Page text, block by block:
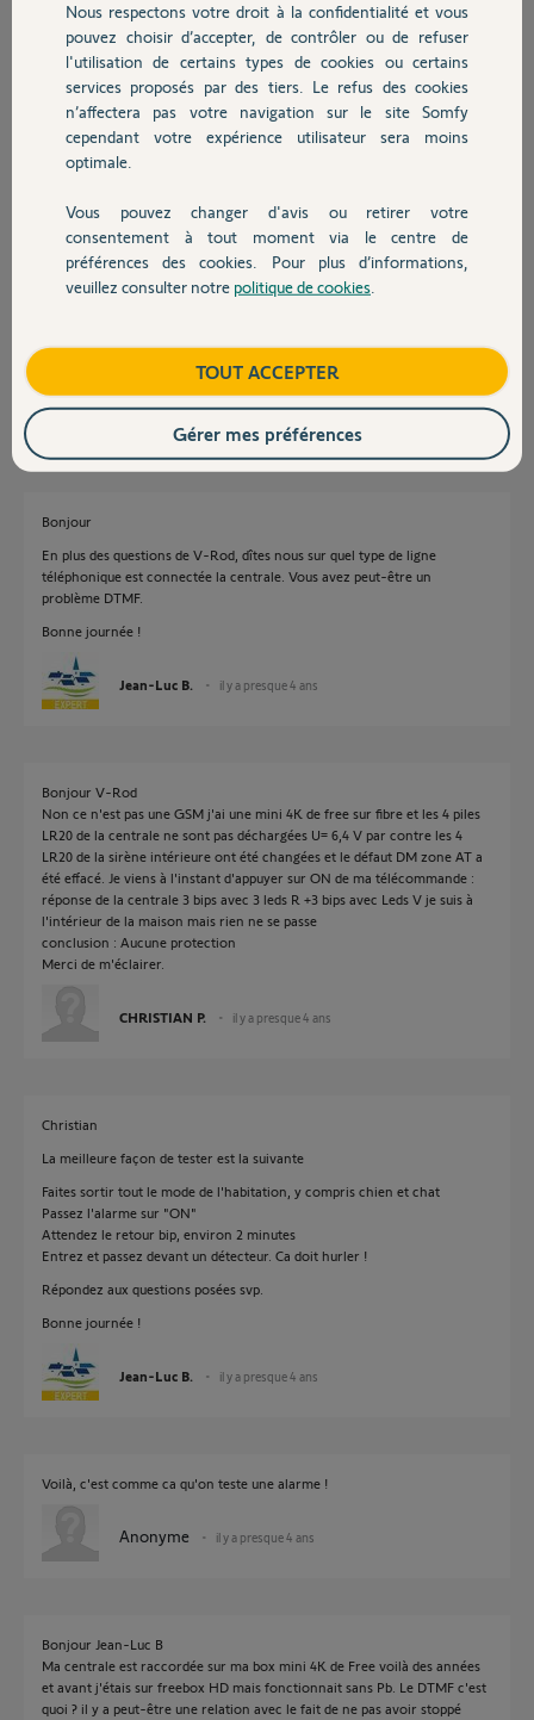
Chauffage
Autres produits
Devis avec un pro
Contact
il y a presque 4 ans
Participer au fil de discussion
Réponses
Est-ce une GSM ?
Les piles transmetteur ont-elles été changées ?
Anonyme il y a presque 4 ans
Bonjour
En plus des questions de V-Rod, dîtes nous sur quel type de ligne
téléphonique est connectée la centrale. Vous avez peut-être un
problème DTMF.
Bonne journée !
Jean-Luc B. il y a presque 4 ans
Bonjour V-Rod
Non ce n'est pas une GSM j'ai une mini 4K de free sur fibre et les 4 piles
LR20 de la centrale ne sont pas déchargées U= 6,4 V par contre les 4
LR20 de la sirène intérieure ont été changées et le défaut DM zone AT a
été effacé. Je viens à l'instant d'appuyer sur ON de ma télécommande :
réponse de la centrale 3 bips avec 3 leds R +3 bips avec Leds V je suis à
l'intérieur de la maison mais rien ne se passe
conclusion : Aucune protection
Merci de m'éclairer.
CHRISTIAN P. il y a presque 4 ans
Christian
La meilleure façon de tester est la suivante
Faites sortir tout le mode de l'habitation, y compris chien et chat
Passez l'alarme sur "ON"
Attendez le retour bip, environ 2 minutes
Entrez et passez devant un détecteur. Ca doit hurler !
Répondez aux questions posées svp.
Bonne journée !
Jean-Luc B. il y a presque 4 ans
Voilà, c'est comme ca qu'on teste une alarme !
Anonyme il y a presque 4 ans
Bonjour Jean-Luc B
Ma centrale est raccordée sur ma box mini 4K de Free voilà des années
et avant j'étais sur freebox HD mais fonctionnait sans Pb. Le DTMF c'est
quoi ? il y a peut-être une relation avec le fait de ne pas avoir stoppé
Nous respectons votre droit à la confidentialité et vous
pouvez choisir d’accepter, de contrôler ou de refuser
l'utilisation de certains types de cookies ou certains
services proposés par des tiers. Le refus des cookies
n’affectera pas votre navigation sur le site Somfy
cependant votre expérience utilisateur sera moins
optimale.
Vous pouvez changer d'avis ou retirer votre
consentement à tout moment via le centre de
préférences des cookies. Pour plus d’informations,
veuillez consulter notre politique de cookies
TOUT ACCEPTER
Gérer mes préférences